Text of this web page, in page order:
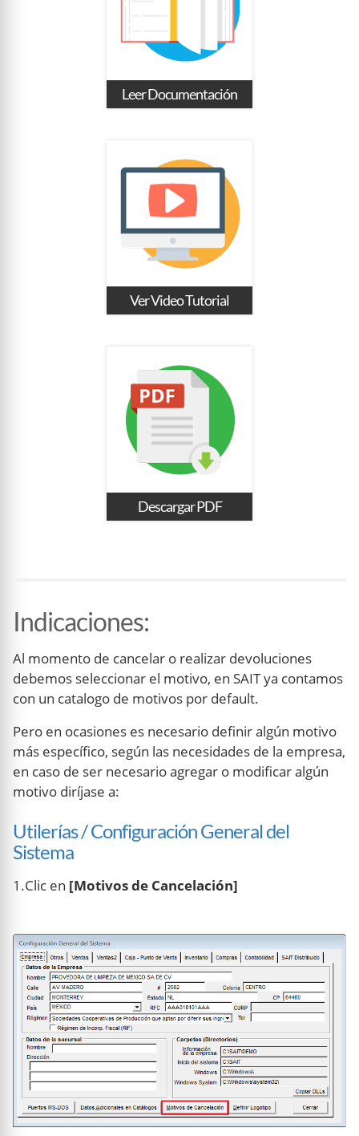
Leer Documentación
Ver Video Tutorial
Descargar PDF
Indicaciones:
Al momento de cancelar o realizar devoluciones
debemos seleccionar el motivo, en SAIT ya contamos
con un catalogo de motivos por default.
Pero en ocasiones es necesario definir algún motivo
más específico, según las necesidades de la empresa,
en caso de ser necesario agregar o modificar algún
motivo diríjase a:
Utilerías / Configuración General del
Sistema
1.Clic en [Motivos de Cancelación]